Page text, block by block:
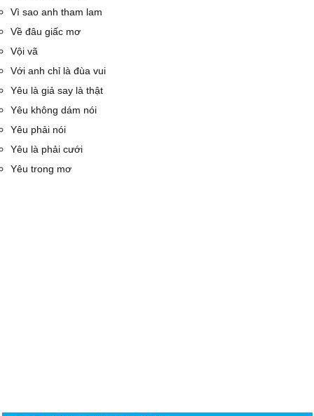
Vì sao anh tham lam
Về đâu giấc mơ
Vội vã
Với anh chỉ là đùa vui
Yêu là giả say là thật
Yêu không dám nói
Yêu phải nói
Yêu là phải cưới
Yêu trong mơ